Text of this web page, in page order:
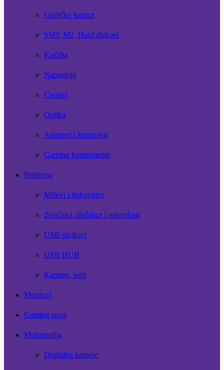
Grafičke kartice
SSD, M2, Hard diskovi
Kućišta
Napajanja
Cooleri
Optika
Adapteri i kontroleri
Gaming komponente
Periferija
Miševi i tipkovnice
Zvučnici, slušalice i mikrofoni
USB stickovi
USB HUB
Kamere, web
Monitori
Gaming zona
Multimedija
Digitalne kamere